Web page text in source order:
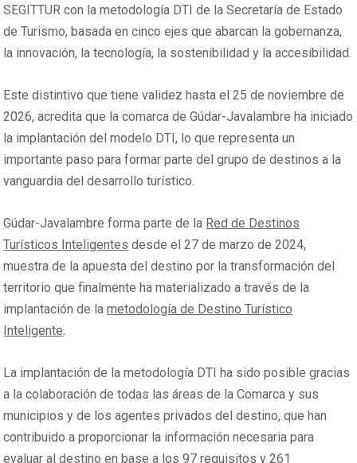
SEGITTUR con la metodología DTI de la Secretaría de Estado
de Turismo, basada en cinco ejes que abarcan la gobernanza,
la innovación, la tecnología, la sostenibilidad y la accesibilidad.
Este distintivo que tiene validez hasta el 25 de noviembre de
2026, acredita que la comarca de Gúdar-Javalambre ha iniciado
la implantación del modelo DTI, lo que representa un
importante paso para formar parte del grupo de destinos a la
vanguardia del desarrollo turístico.
Gúdar-Javalambre forma parte de la Red de Destinos
Turísticos Inteligentes desde el 27 de marzo de 2024,
muestra de la apuesta del destino por la transformación del
territorio que finalmente ha materializado a través de la
implantación de lametodología de Destino Turístico
Inteligente.
La implantación de la metodología DTI ha sido posible gracias
a la colaboración de todas las áreas de la Comarca y sus
municipios y de los agentes privados del destino, que han
contribuido a proporcionar la información necesaria para
evaluar al destino en base a los 97 requisitos y 261